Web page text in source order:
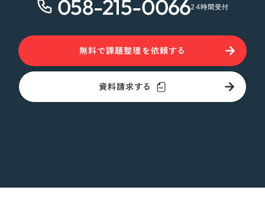
058-215-006624時間受付
無料で課題整理を依頼する
資料請求する